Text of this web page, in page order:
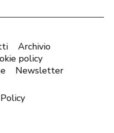
Archivio
policy
Newsletter